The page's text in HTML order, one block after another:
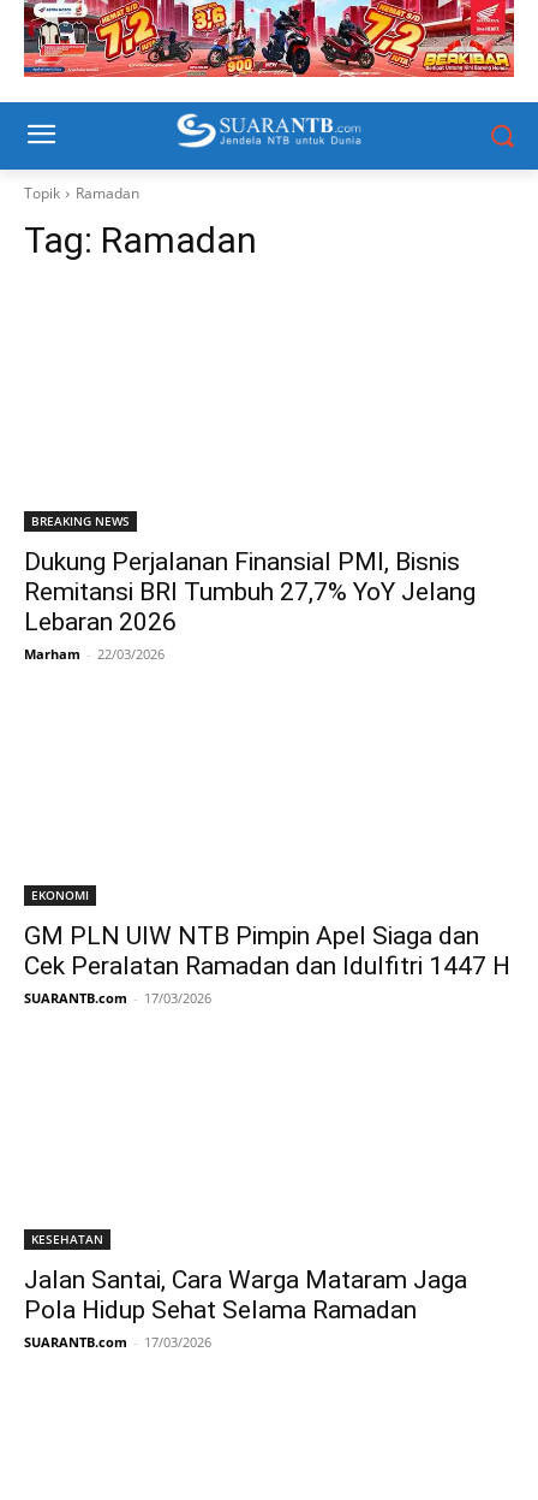
Topik Ramadan
Tag: Ramadan
BREAKING NEWS
Dukung Perjalanan Finansial PMI, Bisnis
Remitansi BRI Tumbuh 27,7% YoY Jelang
Lebaran 2026
Marham - 22/03/2026
EKONOMI
GM PLN UIW NTB Pimpin Apel Siaga dan
Cek Peralatan Ramadan dan Idulfitri 1447 H
SUARANTB.com - 17/03/2026
KESEHATAN
Jalan Santai, Cara Warga Mataram Jaga
Pola Hidup Sehat Selama Ramadan
SUARANTB.com - 17/03/2026